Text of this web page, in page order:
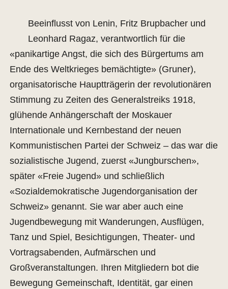
Beeinflusst von Lenin, Fritz Brupbacher und
Leonhard Ragaz, verantwortlich für die
«panikartige Angst, die sich des Bürgertums am
Ende des Weltkrieges bemächtigte» (Gruner),
organisatorische Hauptträgerin der revolutionären
Stimmung zu Zeiten des Generalstreiks 1918,
glühende Anhängerschaft der Moskauer
Internationale und Kernbestand der neuen
Kommunistischen Partei der Schweiz – das war die
sozialistische Jugend, zuerst «Jungburschen»,
später «Freie Jugend» und schließlich
«Sozialdemokratische Jugendorganisation der
Schweiz» genannt. Sie war aber auch eine
Jugendbewegung mit Wanderungen, Ausflügen,
Tanz und Spiel, Besichtigungen, Theater- und
Vortragsabenden, Aufmärschen und
Großveranstaltungen. Ihren Mitgliedern bot die
Bewegung Gemeinschaft, Identität, gar einen